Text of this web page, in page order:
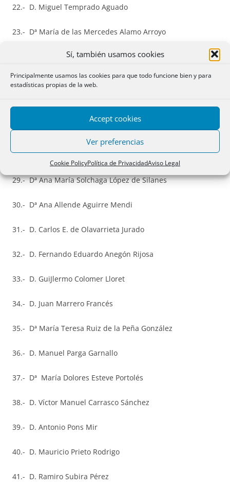
Sí, también usamos cookies
Principalmente usamos las cookies para que todo funcione bien y para
estadísticas propias de la web.
Accept cookies
Ver preferencias
Cookie PolicyPolítica de PrivacidadAviso Legal
22.- D. Miguel Temprado Aguado
23.- Dª María de las Mercedes Alamo Arroyo
24.- D. Francisco de Asís Palacios Criado
25.- D. José Ignacio Martín Alías
26.- Dª María Carolina Martinez Fernández
27.- D. José Carlos González Morán
28.- Dª María Elena Calvo Fernández
29.- Dª Ana María Solchaga López de Silanes
30.- Dª Ana Allende Aguirre Mendi
31.- D. Carlos E. de Olavarrieta Jurado
32.- D. Fernando Eduardo Anegón Rijosa
33.- D. GuiJlermo Colomer Lloret
34.- D. Juan Marrero Francés
35.- Dª María Teresa Ruiz de la Peña González
36.- D. Manuel Parga Garnallo
37.- Dª María Dolores Esteve Portolés
38.- D. Víctor Manuel Carrasco Sánchez
39.- D. Antonio Pons Mir
40.- D. Mauricio Prieto Rodrigo
41.- D. Ramiro Subira Pérez